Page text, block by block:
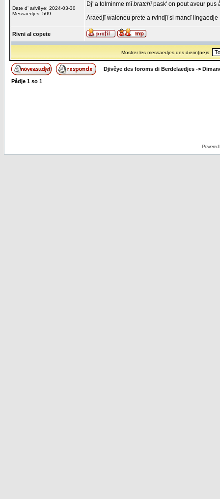
Date d' arivêye: 2024-03-30
Messaedjes: 509
Dj' a tolminme mîbratchîpask' on pout aveur pus
Araedjî waloneu prete a rvindjî si mancî lingaedje
Rivni al copete
Mostrer les messaedjes des dierin(ne)s:
Djivêye des foroms di Berdelaedjes ->
Pådje 1 so 1
Powered